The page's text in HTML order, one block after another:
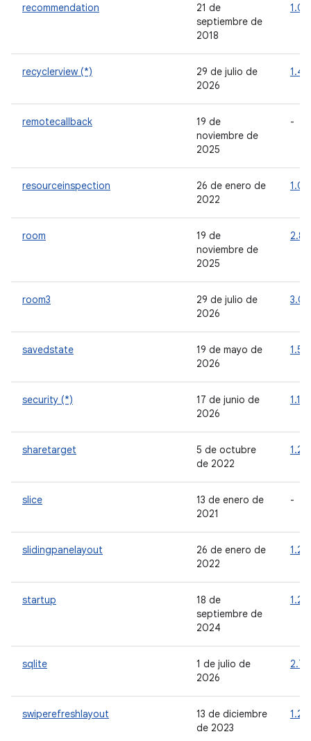
recommendation
21 de
septiembre de
2018
recyclerview (*)
29 de julio de
2026
remotecallback
19 de
noviembre de
2025
-
resourceinspection
26 de enero de
2022
1.0.1
room
19 de
noviembre de
2025
room3
29 de julio de
2026
3.0.1
savedstate
19 de mayo de
2026
security (*)
17 de junio de
2026
1.1.0
sharetarget
5 de octubre
de 2022
slice
13 de enero de
2021
-
slidingpanelayout
26 de enero de
2022
startup
18 de
septiembre de
2024
sqlite
1 de julio de
2026
swiperefreshlayout
13 de diciembre
de 2023